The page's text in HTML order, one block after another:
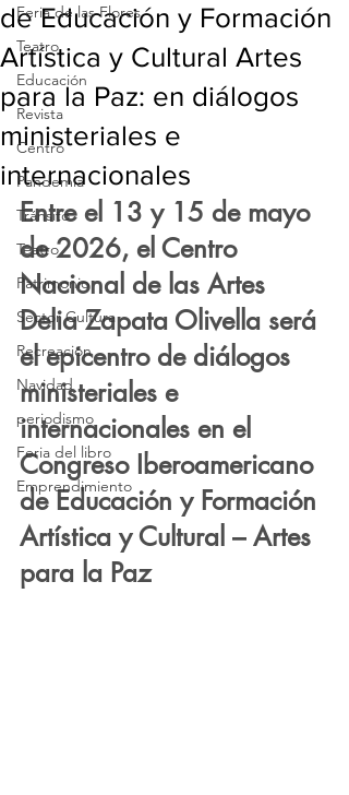
Feria de las Flores
Teatro
Educación
Revista
Centro
Pandemia
Tránsito
Teatro
Patrimonio
Sector Cultura
Recreación
Navidad
periodismo
Feria del libro
Emprendimiento
de Educación y Formación
Artística y Cultural Artes
para la Paz: en diálogos
ministeriales e
internacionales
Entre el 13 y 15 de mayo
de 2026, el Centro
Nacional de las Artes
Delia Zapata Olivella será
el epicentro de diálogos
ministeriales e
internacionales en el
Congreso Iberoamericano
de Educación y Formación
Artística y Cultural – Artes
para la Paz